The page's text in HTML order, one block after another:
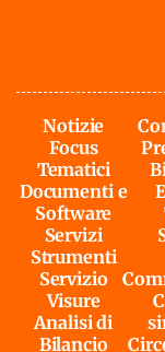
Notizie
Focus
Tematici
Documenti e
Software
Servizi
Strumenti
Servizio
Visure
Analisi di
Bilancio